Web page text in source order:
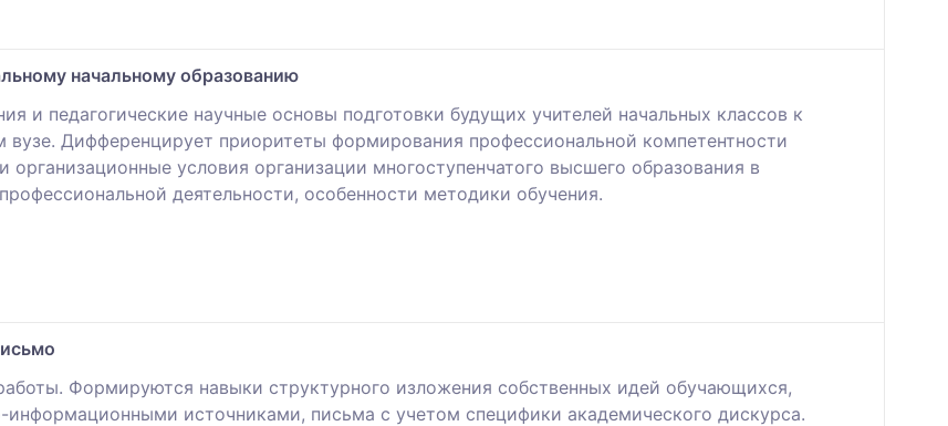
начальному образованию
и педагогические научные основы подготовки будущих учителей начальных классов к
вузе. Дифференцирует приоритеты формирования профессиональной компетентности
условия организации многоступенчатого высшего образования в
деятельности, особенности методики обучения.
Формируются навыки структурного изложения собственных идей обучающихся,
источниками, письма с учетом специфики академического дискурса.